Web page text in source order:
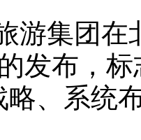
游集团在
发布，
略、系统